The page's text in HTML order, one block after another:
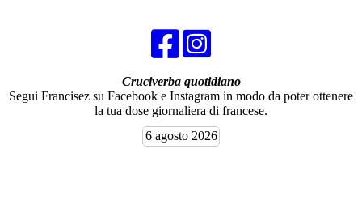
Cruciverba quotidiano
Segui Francisez su Facebook e Instagram in modo da poter ottenere
la tua dose giornaliera di francese.
6 agosto 2026